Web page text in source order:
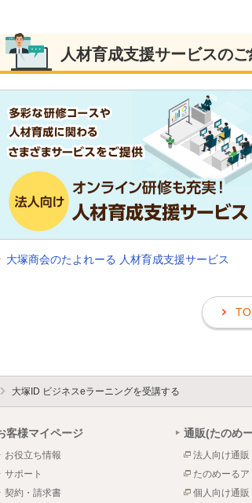
人材育成支援サービスの
大塚商会のたよれーる 人材育成支援サービス
大塚ID ビジネスeラーニングを受講する
客様マイページ
お役立ち情報
サポート
契約・請求書
通販(たのめ
法人向け通販
たのめーるア
個人向け通販